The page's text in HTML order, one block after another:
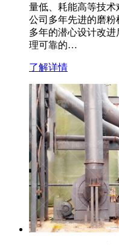
量低、耗能高等技
公司多年先进的磨
多年的潜心设计改
理可靠的…
了解详情